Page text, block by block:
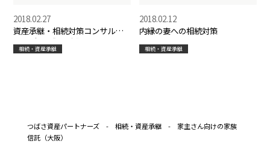
資産承継・相続対策コンサルテ
ィング【大阪市内】
2018.02.27
相続・資産承継
内縁の妻への相続対策
2018.02.12
相続・資産承継
つばさ資産パートナーズ- 相続・資産承継- 家主さん向けの家族
信託（大阪）